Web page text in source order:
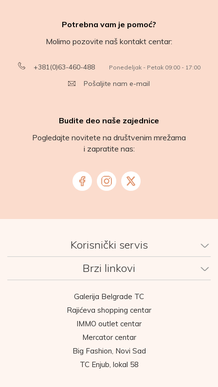
Potrebna vam je pomoć?
Molimo pozovite naš kontakt centar:
+381(0)63-460-488 Ponedeljak - Petak 09:00 - 17:00
Pošaljite nam e-mail
Budite deo naše zajednice
Pogledajte novitete na društvenim mrežama
i zapratite nas:
Korisnički servis
Brzi linkovi
Galerija Belgrade TC
Rajićeva shopping centar
IMMO outlet centar
Mercator centar
Big Fashion, Novi Sad
TC Enjub, lokal 58